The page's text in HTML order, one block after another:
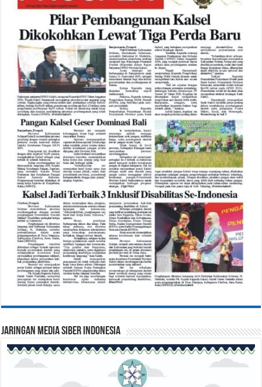
Jaringan Media Siber Indonesia